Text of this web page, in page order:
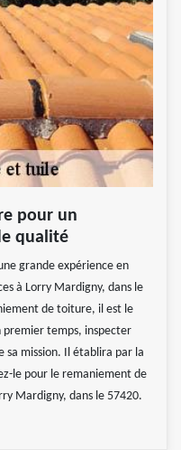
pour un
qualité
grande expérience en
à Lorry Mardigny, dans le
de toiture, il est le
premier temps, inspecter
sa mission. Il établira par la
le pour le remaniement de
Mardigny, dans le 57420.